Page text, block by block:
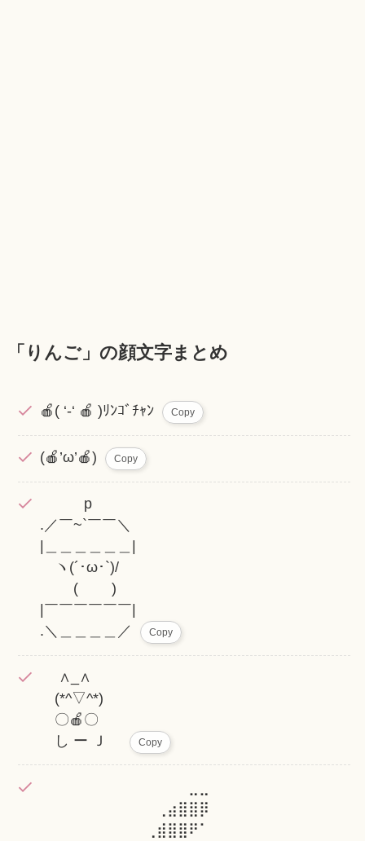
「りんご」の顔文字まとめ
🍎( ‘-‘ 🍎 )ﾘﾝｺﾞﾁｬﾝ Copy
(🍎’ω’🍎) Copy
p
.／￣~`￣￣＼
ヽ(´･ω･`)/
( )
|￣￣￣￣￣￣|
.＼＿＿＿＿／
Copy
∧_∧
(*^▽^*)
〇🍎〇
し ー Ｊ
Copy
⠀⠀⠀⠀⠀⠀⠀⠀⠀⠀⠀⢀⣴⣿⣿⡿⠀⠀⠀⠀⠀⠀
⠀⠀⠀⠀⠀⠀⠀⠀⠀⠀⢀⣾⣿⣿⠟⠁⠀⠀⠀⠀⠀⠀